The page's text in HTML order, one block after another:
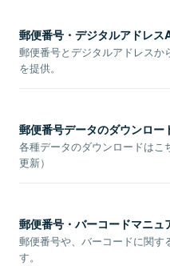
郵便番号・デジタルアドレス
郵便番号とデジタルアドレスか
を提供。
郵便番号データのダウンロー
各種データのダウンロードはこ
更新）
郵便番号・バーコードマニュ
郵便番号や、バーコードに関す
す。